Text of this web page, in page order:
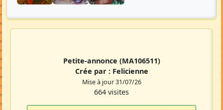
Petite-annonce (MA106511)
Crée par : Felicienne
Mise à jour 31/07/26
664 visites